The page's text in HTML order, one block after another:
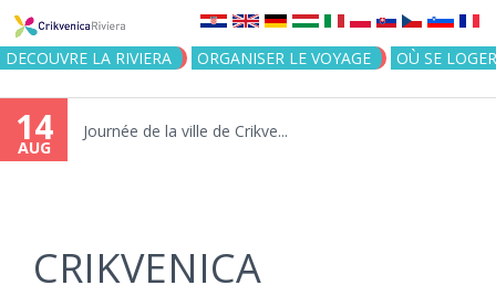
Jump to navigation
DECOUVRE LA RIVIERA ORGANISER LE VOYAGE OÙ SE LOGER
14
AUG
Journée de la ville de Crikve...
CRIKVENICA